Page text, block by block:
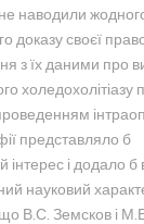
не наводили
доказу своєї
з їх даними про
холедохолітіазу
представляло б
інтерес і додало б
науковий
В.С. Земсков і